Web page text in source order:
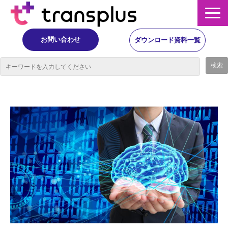
お問い合わせ ダウンロード資料一覧
イベント・レポート
ニュース
コラム
事例